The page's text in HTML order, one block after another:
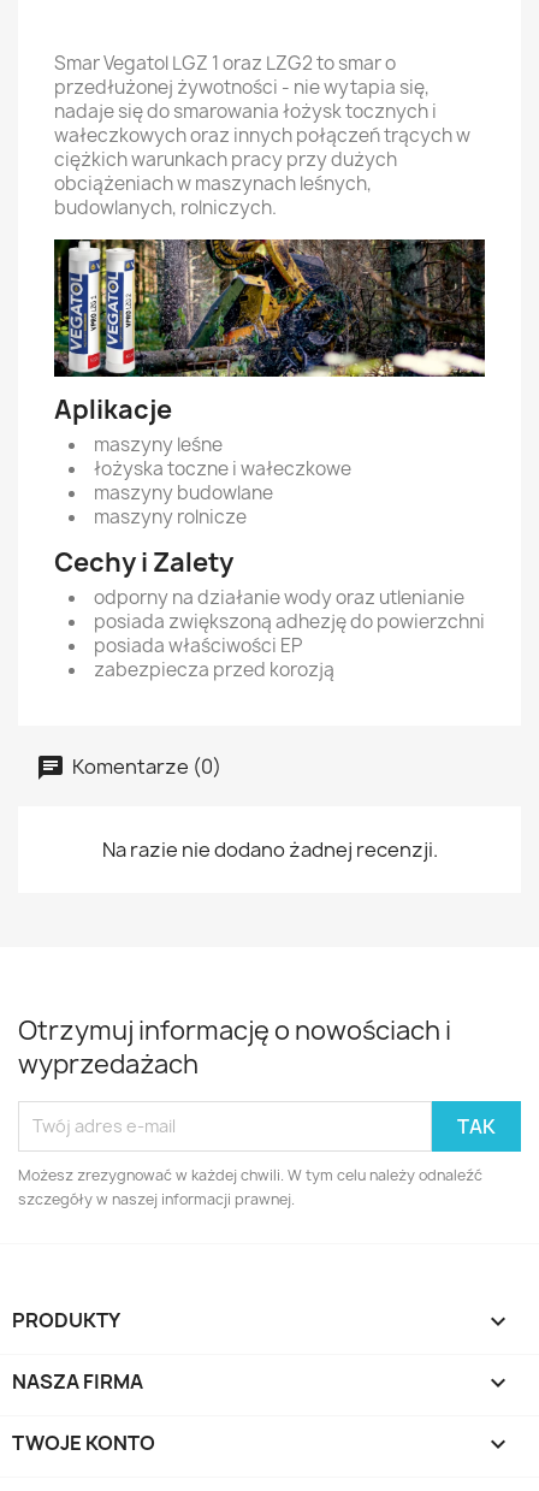
Smar Vegatol LGZ 1 oraz LZG2 to smar o
przedłużonej żywotności - nie wytapia się,
nadaje się do smarowania łożysk tocznych i
wałeczkowych oraz innych połączeń trących w
ciężkich warunkach pracy przy dużych
obciążeniachw maszynach leśnych,
budowlanych, rolniczych.
Aplikacje
maszyny leśne
łożyska toczne i wałeczkowe
maszyny budowlane
maszyny rolnicze
Cechy i Zalety
odporny na działanie wody oraz utlenianie
posiada zwiększoną adhezję do powierzchni
posiada właściwości EP
zabezpiecza przed korozją
Komentarze (0)
Na razie nie dodano żadnej recenzji.
Otrzymuj informację o nowościach i
wyprzedażach
Możesz zrezygnować w każdej chwili. W tym celu należy odnaleźć
szczegóły w naszej informacji prawnej.
PRODUKTY 
NASZA FIRMA 
TWOJE KONTO 